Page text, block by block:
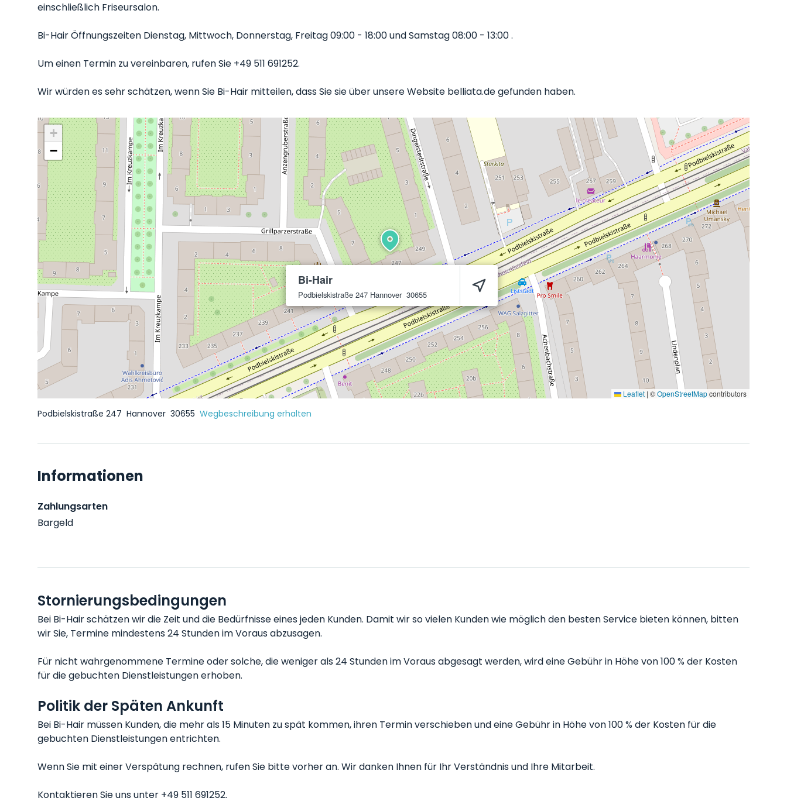
einschließlich Friseursalon.
Bi-Hair Öffnungszeiten Dienstag, Mittwoch, Donnerstag, Freitag 09:00 - 18:00 und Samstag 08:00 - 13:00 .
Um einen Termin zu vereinbaren, rufen Sie +49 511 691252.
Wir würden es sehr schätzen, wenn Sie Bi-Hair mitteilen, dass Sie sie über unsere Website belliata.de gefunden haben.
Bi-Hair
Podbielskistraße 247 Hannover 30655
+
−
Leaflet | ©OpenStreetMapcontributors
Podbielskistraße 247 Hannover 30655 Wegbeschreibung erhalten
Informationen
Zahlungsarten
Bargeld
Stornierungsbedingungen
Bei Bi-Hair schätzen wir die Zeit und die Bedürfnisse eines jeden Kunden. Damit wir so vielen Kunden wie möglich den besten Service bieten können, bitten
wir Sie, Termine mindestens 24 Stunden im Voraus abzusagen.
Für nicht wahrgenommene Termine oder solche, die weniger als 24 Stunden im Voraus abgesagt werden, wird eine Gebühr in Höhe von 100 % der Kosten
für die gebuchten Dienstleistungen erhoben.
Politik der Späten Ankunft
Bei Bi-Hair müssen Kunden, die mehr als 15 Minuten zu spät kommen, ihren Termin verschieben und eine Gebühr in Höhe von 100 % der Kosten für die
gebuchten Dienstleistungen entrichten.
Wenn Sie mit einer Verspätung rechnen, rufen Sie bitte vorher an. Wir danken Ihnen für Ihr Verständnis und Ihre Mitarbeit.
Kontaktieren Sie uns unter +49 511 691252.